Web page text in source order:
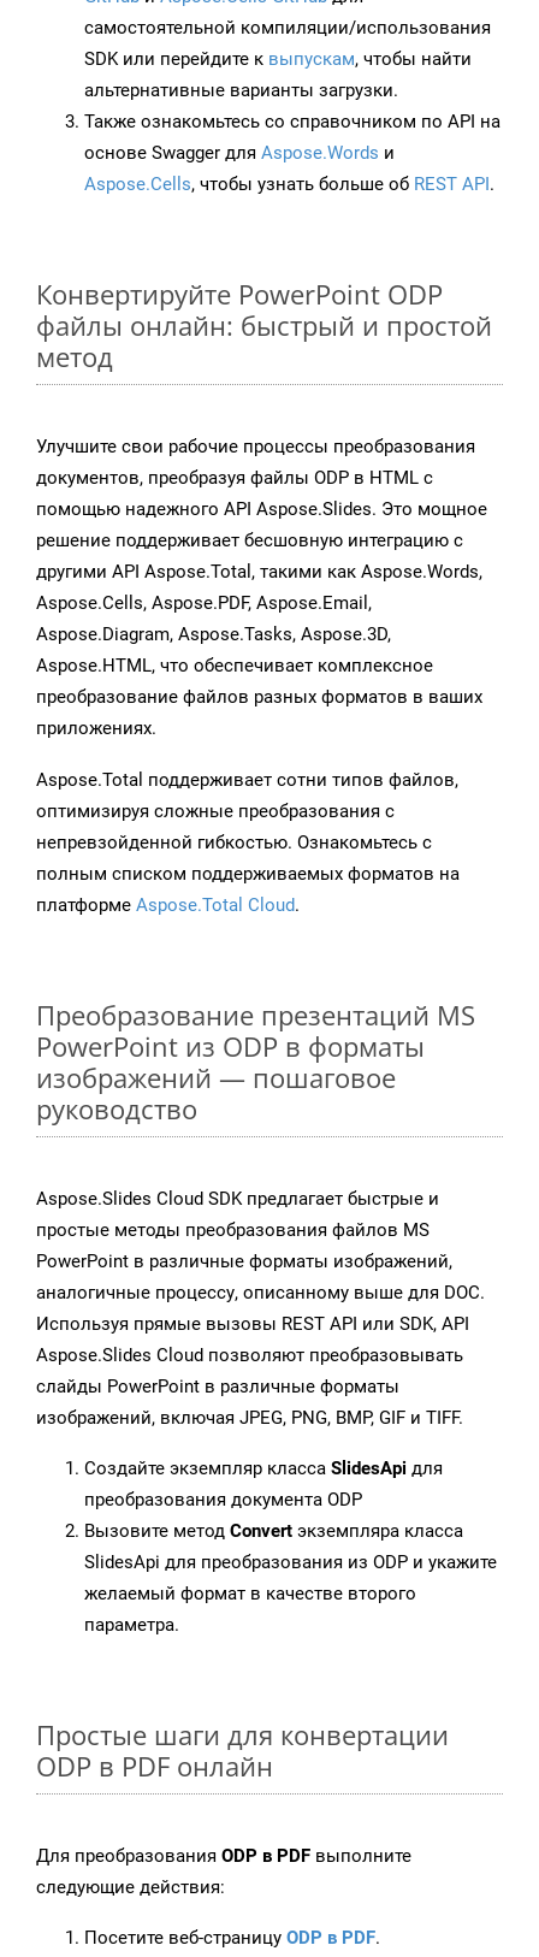
самостоятельной компиляции/использования
SDK или перейдите к выпускам, чтобы найти
альтернативные варианты загрузки.
Также ознакомьтесь со справочником по API на
основе Swagger для Aspose.Words и
Aspose.Cells, чтобы узнать больше об REST API.
Конвертируйте PowerPoint ODP
файлы онлайн: быстрый и простой
метод
Улучшите свои рабочие процессы преобразования
документов, преобразуя файлы ODP в HTML с
помощью надежного API Aspose.Slides. Это мощное
решение поддерживает бесшовную интеграцию с
другими API Aspose.Total, такими как Aspose.Words,
Aspose.Cells, Aspose.PDF, Aspose.Email,
Aspose.Diagram, Aspose.Tasks, Aspose.3D,
Aspose.HTML, что обеспечивает комплексное
преобразование файлов разных форматов в ваших
приложениях.
Aspose.Total поддерживает сотни типов файлов,
оптимизируя сложные преобразования с
непревзойденной гибкостью. Ознакомьтесь с
полным списком поддерживаемых форматов на
платформе Aspose.Total Cloud.
Преобразование презентаций MS
PowerPoint из ODP в форматы
изображений — пошаговое
руководство
Aspose.Slides Cloud SDK предлагает быстрые и
простые методы преобразования файлов MS
PowerPoint в различные форматы изображений,
аналогичные процессу, описанному выше для DOC.
Используя прямые вызовы REST API или SDK, API
Aspose.Slides Cloud позволяют преобразовывать
слайды PowerPoint в различные форматы
изображений, включая JPEG, PNG, BMP, GIF и TIFF.
Создайте экземпляр класса SlidesApi для
преобразования документа ODP
Вызовите метод Convert экземпляра класса
SlidesApi для преобразования из ODP и укажите
желаемый формат в качестве второго
параметра.
Простые шаги для конвертации
ODP в PDF онлайн
Для преобразования ODP в PDF выполните
следующие действия:
Посетите веб-страницу ODP в PDF.